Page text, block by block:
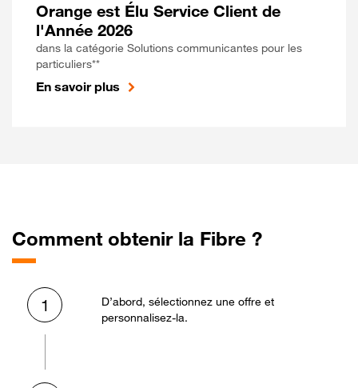
Orange est Élu Service Client de
l'Année 2026
dans la catégorie Solutions communicantes pour les
particuliers**
En savoir plus
Comment obtenir la Fibre ?
1
D’abord, sélectionnez une offre et
personnalisez-la.